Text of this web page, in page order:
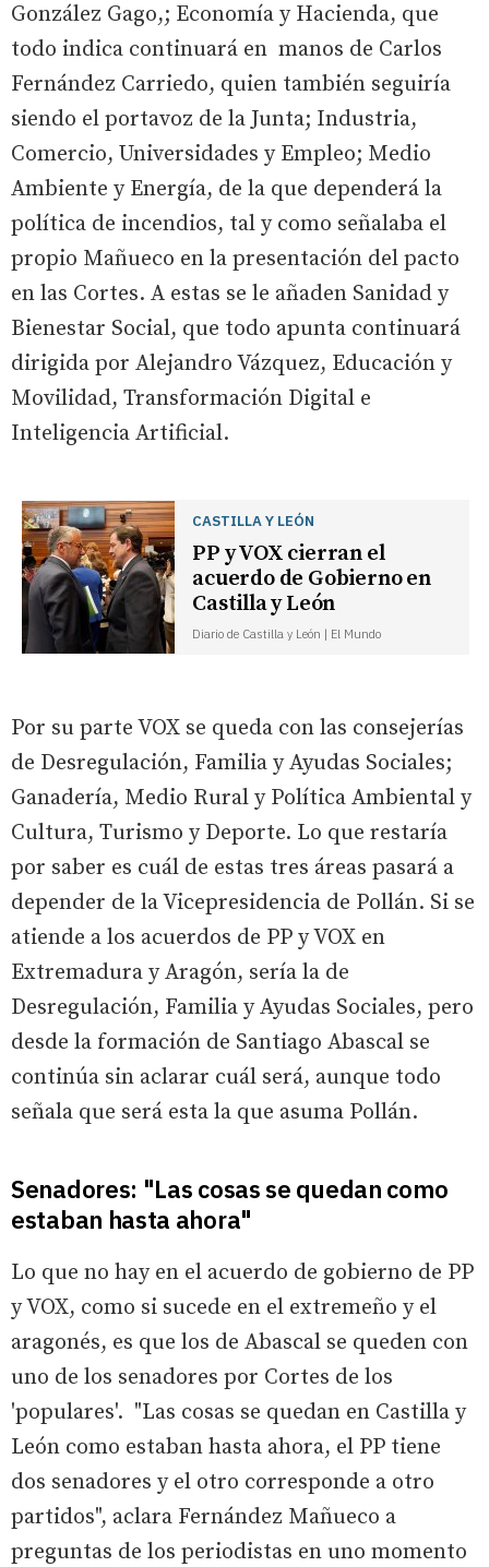
González Gago,; Economía y Hacienda, que
todo indica continuará en manos de Carlos
Fernández Carriedo, quien también seguiría
siendo el portavoz de la Junta; Industria,
Comercio, Universidades y Empleo; Medio
Ambiente y Energía, de la que dependerá la
política de incendios, tal y como señalaba el
propio Mañueco en la presentación del pacto
en las Cortes. A estas se le añaden Sanidad y
Bienestar Social, que todo apunta continuará
dirigida por Alejandro Vázquez, Educación y
Movilidad, Transformación Digital e
Inteligencia Artificial.
CASTILLA Y LEÓN
PP y VOX cierran el
acuerdo de Gobierno en
Castilla y León
Diario de Castilla y León | El Mundo
Por su parte VOX se queda con las consejerías
de Desregulación, Familia y Ayudas Sociales;
Ganadería, Medio Rural y Política Ambiental y
Cultura, Turismo y Deporte. Lo que restaría
por saber es cuál de estas tres áreas pasará a
depender de la Vicepresidencia de Pollán. Si se
atiende a los acuerdos de PP y VOX en
Extremadura y Aragón, sería la de
Desregulación, Familia y Ayudas Sociales, pero
desde la formación de Santiago Abascal se
continúa sin aclarar cuál será, aunque todo
señala que será esta la que asuma Pollán.
Senadores: "Las cosas se quedan como
estaban hasta ahora"
Lo que no hay en el acuerdo de gobierno de PP
y VOX, como si sucede en el extremeño y el
aragonés, es que los de Abascal se queden con
uno de los senadores por Cortes de los
'populares'. "Las cosas se quedan en Castilla y
León como estaban hasta ahora, el PP tiene
dos senadores y el otro corresponde a otro
partidos", aclara Fernández Mañueco a
preguntas de los periodistas en uno momento